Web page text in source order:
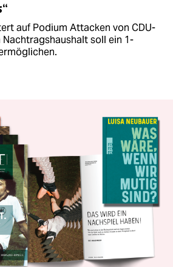
auf Podium Attacken von CDU-
Nachtragshaushalt soll ein 1-